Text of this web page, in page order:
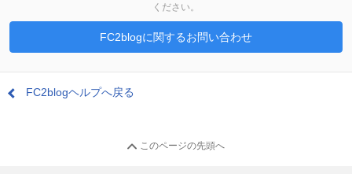
ください。
FC2blogに関するお問い合わせ
FC2blogヘルプへ戻る
このページの先頭へ